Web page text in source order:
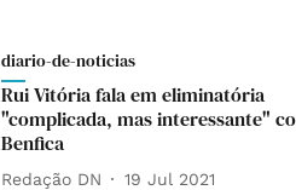
diario-de-noticias
Rui Vitória fala em eliminatória
"complicada, mas interessante"
Benfica
Redação DN 19 Jul 2021